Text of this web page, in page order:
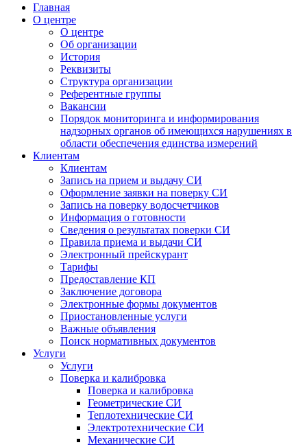
Главная
О центре
О центре
Об организации
История
Реквизиты
Структура организации
Референтные группы
Вакансии
Порядок мониторинга и информирования
надзорных органов об имеющихся нарушениях в
области обеспечения единства измерений
Клиентам
Клиентам
Запись на прием и выдачу СИ
Оформление заявки на поверку СИ
Запись на поверку водосчетчиков
Информация о готовности
Сведения о результатах поверки СИ
Правила приема и выдачи СИ
Электронный прейскурант
Тарифы
Предоставление КП
Заключение договора
Электронные формы документов
Приостановленные услуги
Важные объявления
Поиск нормативных документов
Услуги
Услуги
Поверка и калибровка
Поверка и калибровка
Геометрические СИ
Теплотехнические СИ
Электротехнические СИ
Механические СИ